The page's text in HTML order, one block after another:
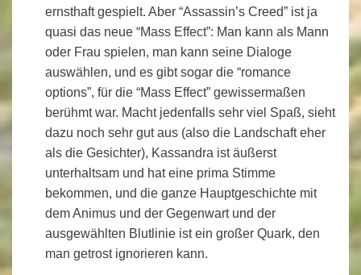
ernsthaft gespielt. Aber “Assassin’s Creed” ist ja
quasi das neue “Mass Effect”: Man kann als Mann
oder Frau spielen, man kann seine Dialoge
auswählen, und es gibt sogar die “romance
options”, für die “Mass Effect” gewissermaßen
berühmt war. Macht jedenfalls sehr viel Spaß, sieht
dazu noch sehr gut aus (also die Landschaft eher
als die Gesichter), Kassandra ist äußerst
unterhaltsam und hat eine prima Stimme
bekommen, und die ganze Hauptgeschichte mit
dem Animus und der Gegenwart und der
ausgewählten Blutlinie ist ein großer Quark, den
man getrost ignorieren kann.